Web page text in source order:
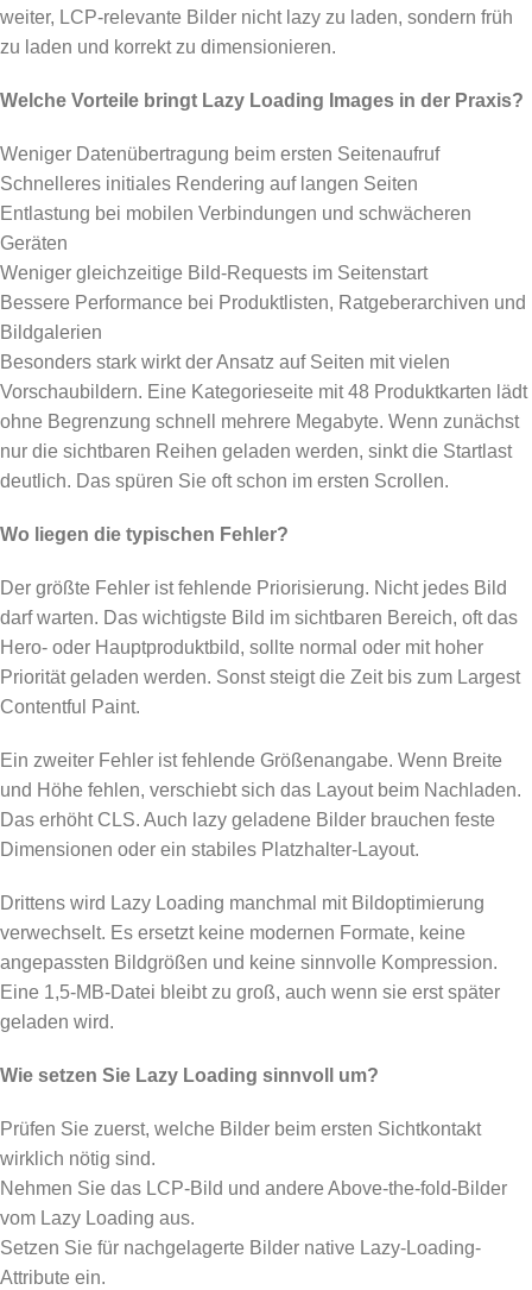
weiter, LCP-relevante Bilder nicht lazy zu laden, sondern früh
zu laden und korrekt zu dimensionieren.
Welche Vorteile bringt Lazy Loading Images in der Praxis?
Weniger Datenübertragung beim ersten Seitenaufruf
Schnelleres initiales Rendering auf langen Seiten
Entlastung bei mobilen Verbindungen und schwächeren
Geräten
Weniger gleichzeitige Bild-Requests im Seitenstart
Bessere Performance bei Produktlisten, Ratgeberarchiven und
Bildgalerien
Besonders stark wirkt der Ansatz auf Seiten mit vielen
Vorschaubildern. Eine Kategorieseite mit 48 Produktkarten lädt
ohne Begrenzung schnell mehrere Megabyte. Wenn zunächst
nur die sichtbaren Reihen geladen werden, sinkt die Startlast
deutlich. Das spüren Sie oft schon im ersten Scrollen.
Wo liegen die typischen Fehler?
Der größte Fehler ist fehlende Priorisierung. Nicht jedes Bild
darf warten. Das wichtigste Bild im sichtbaren Bereich, oft das
Hero- oder Hauptproduktbild, sollte normal oder mit hoher
Priorität geladen werden. Sonst steigt die Zeit bis zum Largest
Contentful Paint.
Ein zweiter Fehler ist fehlende Größenangabe. Wenn Breite
und Höhe fehlen, verschiebt sich das Layout beim Nachladen.
Das erhöht CLS. Auch lazy geladene Bilder brauchen feste
Dimensionen oder ein stabiles Platzhalter-Layout.
Drittens wird Lazy Loading manchmal mit Bildoptimierung
verwechselt. Es ersetzt keine modernen Formate, keine
angepassten Bildgrößen und keine sinnvolle Kompression.
Eine 1,5-MB-Datei bleibt zu groß, auch wenn sie erst später
geladen wird.
Wie setzen Sie Lazy Loading sinnvoll um?
Prüfen Sie zuerst, welche Bilder beim ersten Sichtkontakt
wirklich nötig sind.
Nehmen Sie das LCP-Bild und andere Above-the-fold-Bilder
vom Lazy Loading aus.
Setzen Sie für nachgelagerte Bilder native Lazy-Loading-
Attribute ein.